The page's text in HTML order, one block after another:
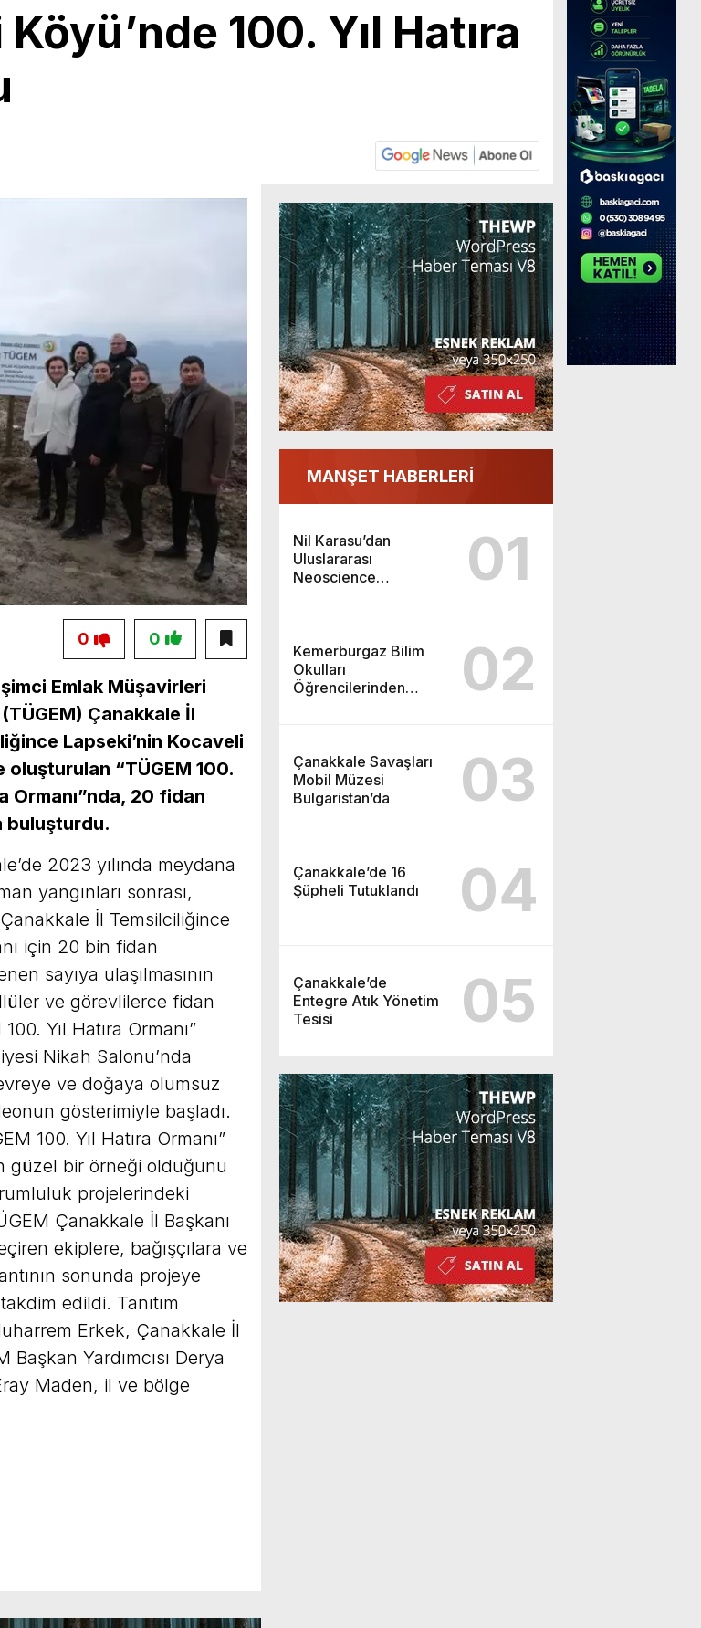
100. Yıl Hatıra
MANŞET HABERLERİ
Nil Karasu’dan
Uluslararası
Neoscience
01
Kemerburgaz Bilim
Okulları
Öğrencilerinden
02
Çanakkale Savaşları
Mobil Müzesi
Bulgaristan’da
03
Çanakkale’de 16
Şüpheli Tutuklandı
04
Çanakkale’de
Entegre Atık Yönetim
Tesisi
05
0
0
Emlak Müşavirleri
Çanakkale İl
Lapseki’nin Kocaveli
oluşturulan “TÜGEM 100.
Ormanı”nda, 20 fidan
buluşturdu.
2023 yılında meydana
yangınları sonrası,
İl Temsilciliğince
için 20 bin fidan
sayıya ulaşılmasının
ve görevlilerce fidan
Yıl Hatıra Ormanı”
Nikah Salonu’nda
ve doğaya olumsuz
gösterimiyle başladı.
100. Yıl Hatıra Ormanı”
güzel bir örneği olduğunu
projelerindeki
Çanakkale İl Başkanı
ekiplere, bağışçılara ve
sonunda projeye
edildi. Tanıtım
Erkek, Çanakkale İl
Yardımcısı Derya
Maden, il ve bölge